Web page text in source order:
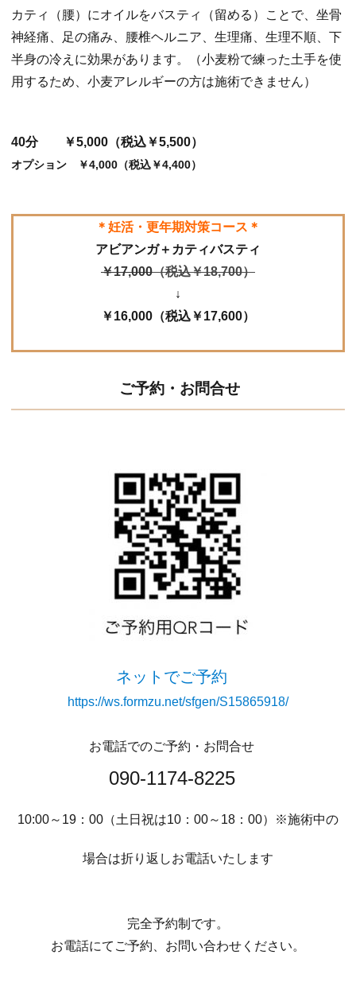
カティ（腰）にオイルをバスティ（留める）ことで、坐骨
神経痛、足の痛み、腰椎ヘルニア、生理痛、生理不順、下
半身の冷えに効果があります。（小麦粉で練った土手を使
用するため、小麦アレルギーの方は施術できません）
40分 ￥5,000（税込￥5,500）
オプション ￥4,000（税込￥4,400）
＊妊活・更年期対策コース＊
アビアンガ＋カティバスティ
￥17,000（税込￥18,700）
↓
￥16,000 （税込￥17,600）
ご予約・お問合せ
ネットでご予約
https://ws.formzu.net/sfgen/S15865918/
お電話でのご予約・お問合せ
090-1174-8225
10:00～19：00（土日祝は10：00～18：00）※施術中の
場合は折り返しお電話いたします
完全予約制です。
お電話にてご予約、お問い合わせください。